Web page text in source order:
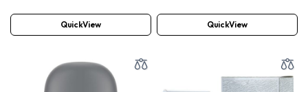
QuickView QuickView